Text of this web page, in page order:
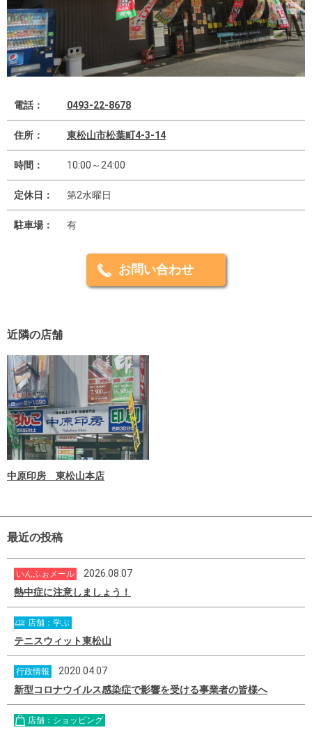
電話： 0493-22-8678
住所： 東松山市松葉町4-3-14
時間： 10:00～24:00
定休日： 第2水曜日
駐車場： 有
お問い合わせ
近隣の店舗
中原印房 東松山本店
最近の投稿
いんふぉメール
2026.08.07
熱中症に注意しましょう！
店舗：学ぶ
テニスウィット東松山
行政情報
2020.04.07
新型コロナウイルス感染症で影響を受ける事業者の皆様へ
店舗：ショッピング